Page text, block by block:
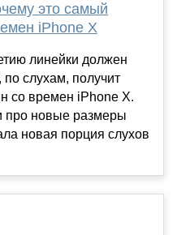
это самый
iPhone X
линейки должен
слухам, получит
со времен iPhone X.
про новые размеры
новая порция слухов